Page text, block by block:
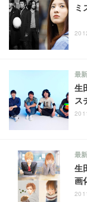
ミ
生
ス
最
生
画
最